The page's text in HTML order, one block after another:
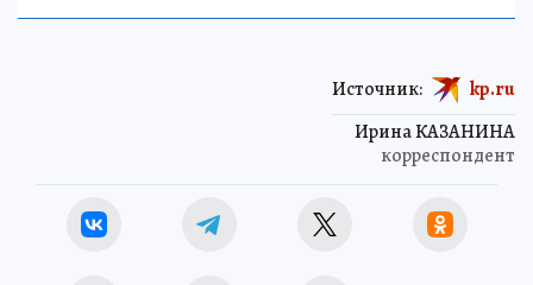
Ирина КАЗАНИНА
корреспондент
Источник: kp.ru